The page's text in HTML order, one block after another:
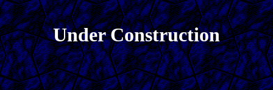
Under Construction